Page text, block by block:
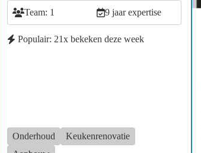
Team: 1 9 jaar expertise
Populair: 21x bekeken deze week
Onderhoud
Keukenrenovatie